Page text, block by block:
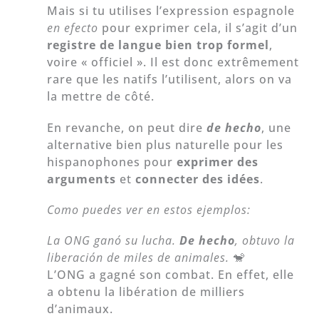
Mais si tu utilises l’expression espagnole
en efecto pour exprimer cela, il s’agit d’un
registre de langue bien trop formel,
voire « officiel ». Il est donc extrêmement
rare que les natifs l’utilisent, alors on va
la mettre de côté.
En revanche, on peut direde hecho, une
alternative bien plus naturelle pour les
hispanophones pourexprimer des
arguments etconnecter des idées.
Como puedes ver en estos ejemplos:
La ONG ganó su lucha.De hecho, obtuvo la
liberación de miles de animales. 🐒
L’ONG a gagné son combat. En effet, elle
a obtenu la libération de milliers
d’animaux.